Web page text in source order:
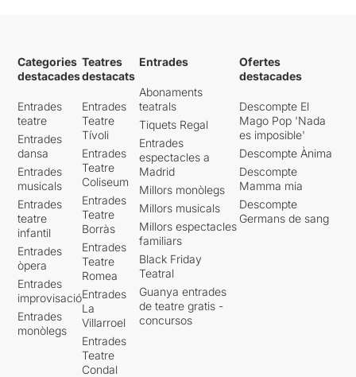
Categories
destacades
Entrades
teatre
Entrades
dansa
Entrades
musicals
Entrades
teatre
infantil
Entrades
òpera
Entrades
improvisació
Entrades
monòlegs
Teatres
destacats
Entrades
Teatre
Tívoli
Entrades
Teatre
Coliseum
Entrades
Teatre
Borràs
Entrades
Teatre
Romea
Entrades
La
Villarroel
Entrades
Teatre
Condal
Entrades
Abonaments
teatrals
Tiquets Regal
Entrades
espectacles a
Madrid
Millors monòlegs
Millors musicals
Millors espectacles
familiars
Black Friday
Teatral
Guanya entrades
de teatre gratis -
concursos
Ofertes
destacades
Descompte El
Mago Pop 'Nada
es imposible'
Descompte Ànima
Descompte
Mamma mia
Descompte
Germans de sang